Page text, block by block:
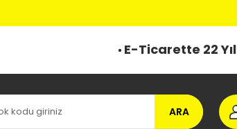
E-Ticarette 22
ARA